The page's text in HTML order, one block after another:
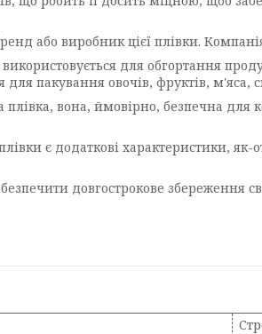
або виробник цієї плівки.
для обгортання
пакування овочів, фруктів, м'яса,
вона, ймовірно, безпечна
є додаткові характеристики,
довгострокове збереження